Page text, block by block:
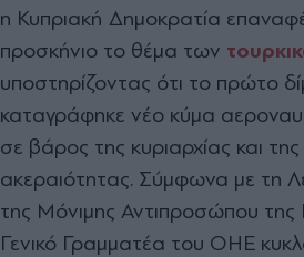
η Κυπριακή Δημοκρατία
προσκήνιο το θέμα των
υποστηρίζοντας ότι το πρώτο
καταγράφηκε νέο κύμα
σε βάρος της κυριαρχίας και
ακεραιότητας. Σύμφωνα με τη
της Μόνιμης Αντιπροσώπου
Γενικό Γραμματέα του ΟΗΕ